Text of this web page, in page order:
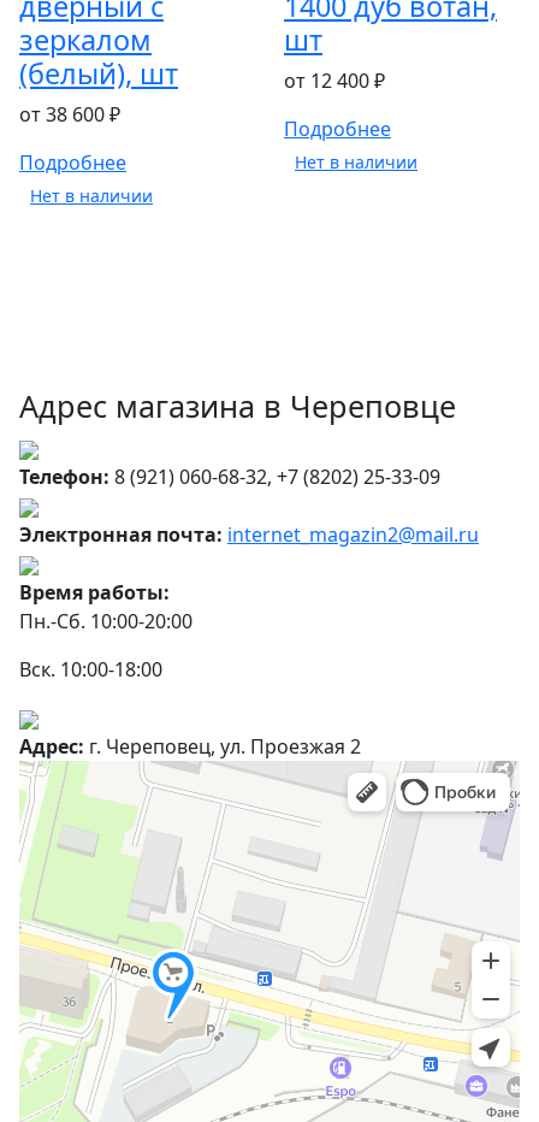
зеркалом
(белый), шт
от 38 600 ₽
Подробнее
Нет в наличии
шт
от 12 400 ₽
Подробнее
Нет в наличии
Адрес магазина в Череповце
Телефон: 8 (921) 060-68-32, +7 (8202) 25-33-09
Электронная почта: internet_magazin2@mail.ru
Время работы:
Пн.-Сб. 10:00-20:00
Вск. 10:00-18:00
Адрес: г. Череповец, ул. Проезжая 2